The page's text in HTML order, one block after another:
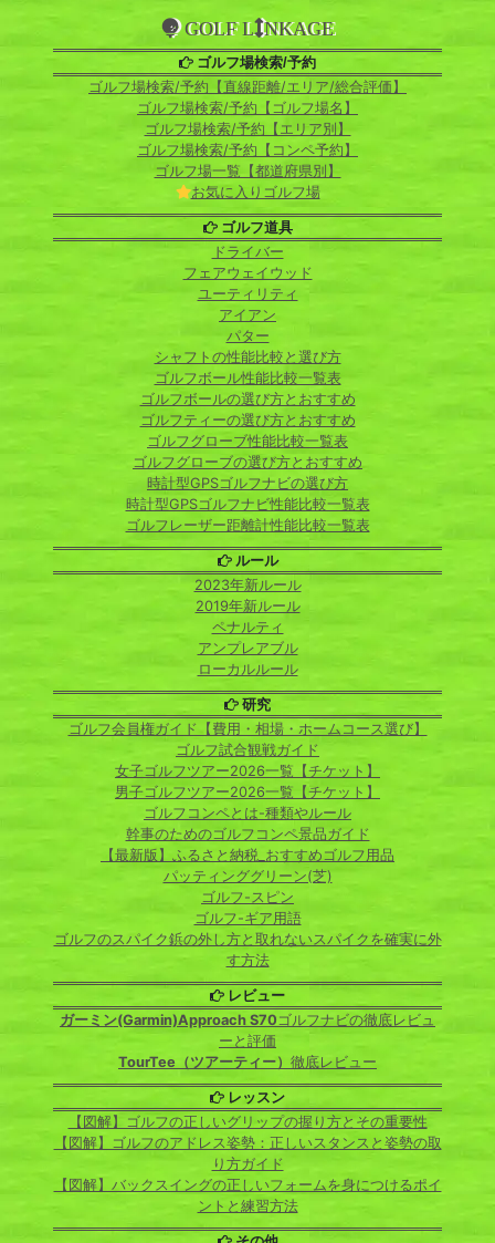
GOLF L NKAGE
ゴルフ場検索/予約
ゴルフ場検索/予約【直線距離/エリア/総合評価】
ゴルフ場検索/予約【ゴルフ場名】
ゴルフ場検索/予約【エリア別】
ゴルフ場検索/予約【コンペ予約】
ゴルフ場一覧【都道府県別】
お気に入りゴルフ場
ゴルフ道具
ドライバー
フェアウェイウッド
ユーティリティ
アイアン
パター
シャフトの性能比較と選び方
ゴルフボール性能比較一覧表
ゴルフボールの選び方とおすすめ
ゴルフティーの選び方とおすすめ
ゴルフグローブ性能比較一覧表
ゴルフグローブの選び方とおすすめ
時計型GPSゴルフナビの選び方
時計型GPSゴルフナビ性能比較一覧表
ゴルフレーザー距離計性能比較一覧表
ルール
2023年新ルール
2019年新ルール
ペナルティ
アンプレアブル
ローカルルール
研究
ゴルフ会員権ガイド【費用・相場・ホームコース選び】
ゴルフ試合観戦ガイド
女子ゴルフツアー2026一覧【チケット】
男子ゴルフツアー2026一覧【チケット】
ゴルフコンペとは-種類やルール
幹事のためのゴルフコンペ景品ガイド
【最新版】ふるさと納税_おすすめゴルフ用品
パッティンググリーン(芝)
ゴルフ-スピン
ゴルフ-ギア用語
ゴルフのスパイク鋲の外し方と取れないスパイクを確実に外
す方法
レビュー
ガーミン(Garmin)Approach S70ゴルフナビの徹底レビュ
ーと評価
TourTee（ツアーティー） 徹底レビュー
レッスン
【図解】ゴルフの正しいグリップの握り方とその重要性
【図解】ゴルフのアドレス姿勢：正しいスタンスと姿勢の取
り方ガイド
【図解】バックスイングの正しいフォームを身につけるポイ
ントと練習方法